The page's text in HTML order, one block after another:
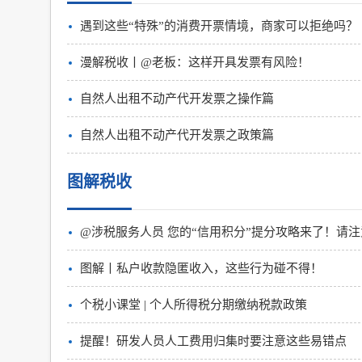
遇到这些“特殊”的消费开票情境，商家可以拒绝吗？
漫解税收丨@老板：这样开具发票有风险！
自然人出租不动产代开发票之操作篇
自然人出租不动产代开发票之政策篇
图解税收
@涉税服务人员 您的“信用积分”提分攻略来了！请
图解丨私户收款隐匿收入，这些行为碰不得！
个税小课堂 | 个人所得税分期缴纳税款政策
提醒！研发人员人工费用归集时要注意这些易错点